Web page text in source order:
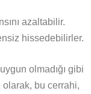
azaltabilir.
hissedebilirler.
olmadığı gibi
bu cerrahi,